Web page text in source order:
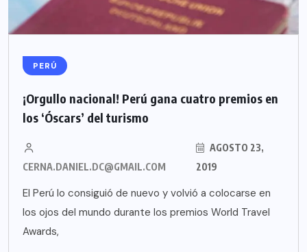
PERÚ
¡Orgullo nacional! Perú gana cuatro premios en
los ‘Óscars’ del turismo
CERNA.DANIEL.DC@GMAIL.COM
AGOSTO 23,
2019
El Perú lo consiguió de nuevo y volvió a colocarse en
los ojos del mundo durante los premios World Travel
Awards,